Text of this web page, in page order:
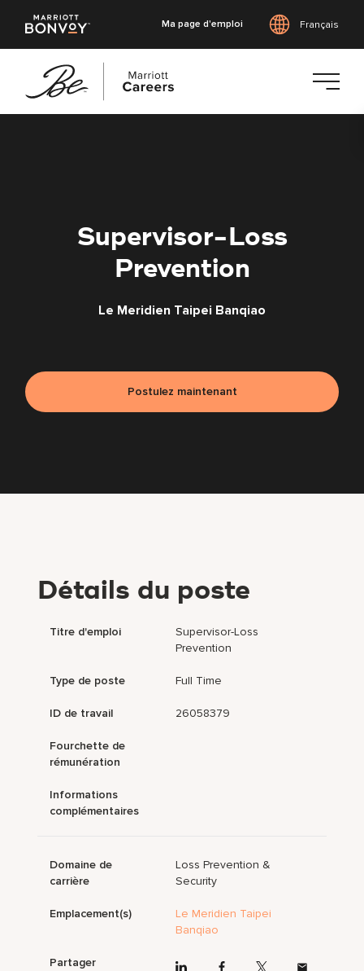
Ma page d'emploi Français
Supervisor-Loss
Prevention
Le Meridien Taipei Banqiao
Postulez maintenant
Détails du poste
Titre d'emploi
Supervisor-Loss
Prevention
Type de poste Full Time
ID de travail 26058379
Fourchette de
rémunération
Informations
complémentaires
Domaine de
carrière
Loss Prevention &
Security
Emplacement(s)
Le Meridien Taipei
Banqiao
Partager